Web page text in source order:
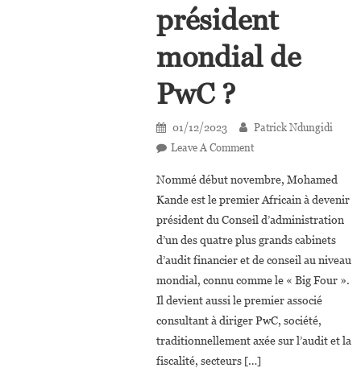
président
mondial de
PwC ?
01/12/2023
Patrick Ndungidi
Leave A CommentOn
Est
Mohamed
Kande,nouveau
Président
Mondial
De
PwC ?
Nommé début novembre, Mohamed
Kande est le premier Africain à devenir
président du Conseil d’administration
d’un des quatre plus grands cabinets
d’audit financier et de conseil au niveau
mondial, connu comme le « Big Four ».
Il devient aussi le premier associé
consultant à diriger PwC, société,
traditionnellement axée sur l’audit et la
fiscalité, secteurs […]